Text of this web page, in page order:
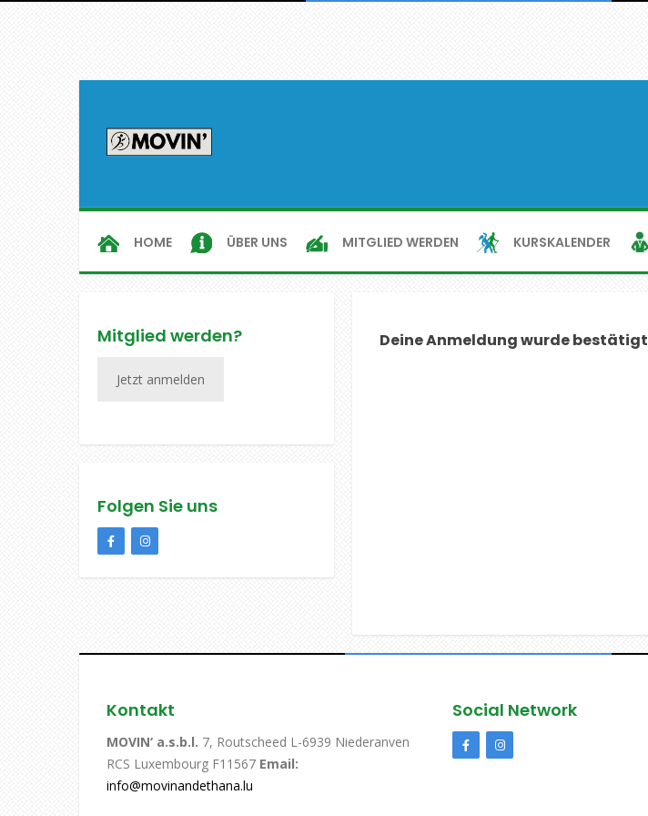
HOME ÜBER UNS MITGLIED WERDEN KURSKALENDER
Deine Anmeldung wurde bestätigt
Mitglied werden?
Jetzt anmelden
Folgen Sie uns
Kontakt
MOVIN‘ a.s.b.l. 7, Routscheed L-6939 Niederanven
RCS Luxembourg F11567 Email:
info@movinandethana.lu
Social Network